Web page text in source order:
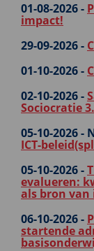
01-08-2026 -
impact!
29-09-2026 -
01-10-2026 -
02-10-2026 -
Sociocratie
05-10-2026 -
ICT-
05-10-2026 -
evalueren:
als bron
06-10-2026 -
startende